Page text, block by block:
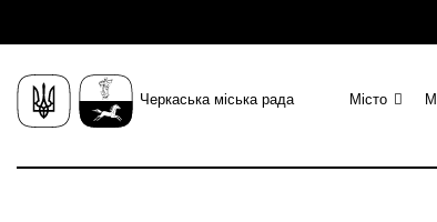
Черкаська міська рада Місто